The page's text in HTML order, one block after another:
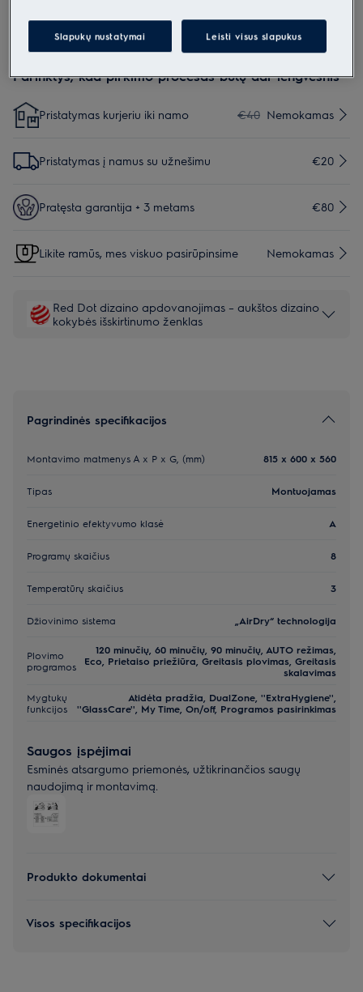
Saugos instrukcijos ir saugos įspėjimai pagal ES reglamentą
2023/988 yra pateikiami vartotojo vadovo I ir II skyriuose.
Norėdami saugiai naudoti gaminį, perskaitykite visą
vartotojo vadovą.
Parinktys, kad pirkimo procesas būtų dar lengvesnis
Pristatymas kurjeriu iki namo €40 Nemokamas
Pristatymas į namus su užnešimu €20
Pratęsta garantija + 3 metams €80
Likite ramūs, mes viskuo pasirūpinsime Nemokamas
Red Dot dizaino apdovanojimas – aukštos dizaino
kokybės išskirtinumo ženklas
Pagrindinės specifikacijos
Montavimo matmenys A x P x G, (mm) 815 x 600 x 560
Tipas Montuojamas
Energetinio efektyvumo klasė A
Programų skaičius 8
Temperatūrų skaičius 3
Džiovinimo sistema „AirDry“ technologija
Plovimo
programos
120 minučių, 60 minučių, 90 minučių, AUTO režimas,
Eco, Prietaiso priežiūra, Greitasis plovimas, Greitasis
skalavimas
Mygtukų
funkcijos
Atidėta pradžia, DualZone, ''ExtraHygiene'',
''GlassCare'', My Time, On/off, Programos pasirinkimas
Saugos įspėjimai
Esminės atsargumo priemonės, užtikrinančios saugų
naudojimą ir montavimą.
Produkto dokumentai
Visos specifikacijos
Slapukų nustatymai Leisti visus slapukus